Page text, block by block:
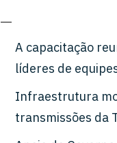
A capacitação
líderes de
Infraestrutura
transmissões da